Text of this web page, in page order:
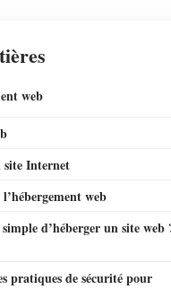
web
site Internet
web
d’héberger un site web
pratiques de sécurité pour